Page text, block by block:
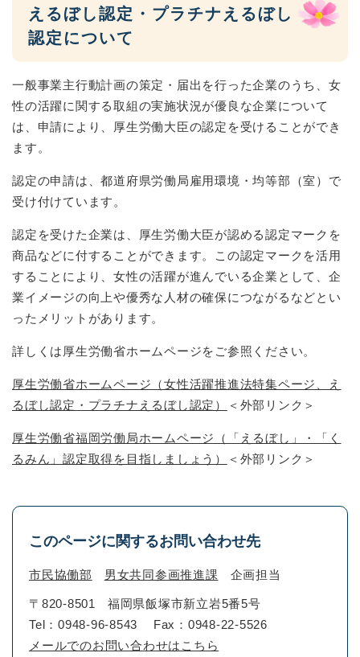
えるぼし認定・プラチナえるぼし
認定について
一般事業主行動計画の策定・届出を行った企業のうち、女
性の活躍に関する取組の実施状況が優良な企業について
は、申請により、厚生労働大臣の認定を受けることができ
ます。
認定の申請は、都道府県労働局雇用環境・均等部（室）で
受け付けています。
認定を受けた企業は、厚生労働大臣が認める認定マークを
商品などに付することができます。この認定マークを活用
することにより、女性の活躍が進んでいる企業として、企
業イメージの向上や優秀な人材の確保につながるなどとい
ったメリットがあります。
詳しくは厚生労働省ホームページをご参照ください。
厚生労働省ホームページ（女性活躍推進法特集ページ、え
るぼし認定・プラチナえるぼし認定）
＜外部リンク＞
厚生労働省福岡労働局ホームページ（「えるぼし」・「く
るみん」認定取得を目指しましょう）
＜外部リンク＞
このページに関するお問い合わせ先
市民協働部 男女共同参画推進課 企画担当
〒820-8501
福岡県飯塚市新立岩5番5号
Tel：0948-96-8543
Fax：0948-22-5526
メールでのお問い合わせはこちら